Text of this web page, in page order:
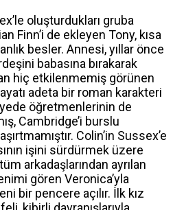
oluşturdukları gruba
Finn’i de ekleyen Tony, kısa
besler. Annesi, yıllar önce
babasına bırakarak
hiç etkilenmemiş görünen
adeta bir roman karakteri
öğretmenlerinin de
Cambridge’i burslu
Colin’in Sussex’e
işini sürdürmek üzere
arkadaşlarından ayrılan
gören Veronica’yla
bir pencere açılır. İlk kız